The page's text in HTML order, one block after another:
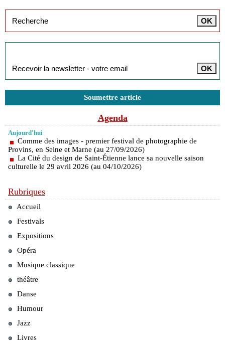
Soumettre article
Agenda
Aujourd'hui
Comme des images - premier festival de photographie de
Provins, en Seine et Marne (au 27/09/2026)
La Cité du design de Saint-Étienne lance sa nouvelle saison
culturelle le 29 avril 2026 (au 04/10/2026)
Rubriques
Accueil
Festivals
Expositions
Opéra
Musique classique
théâtre
Danse
Humour
Jazz
Livres